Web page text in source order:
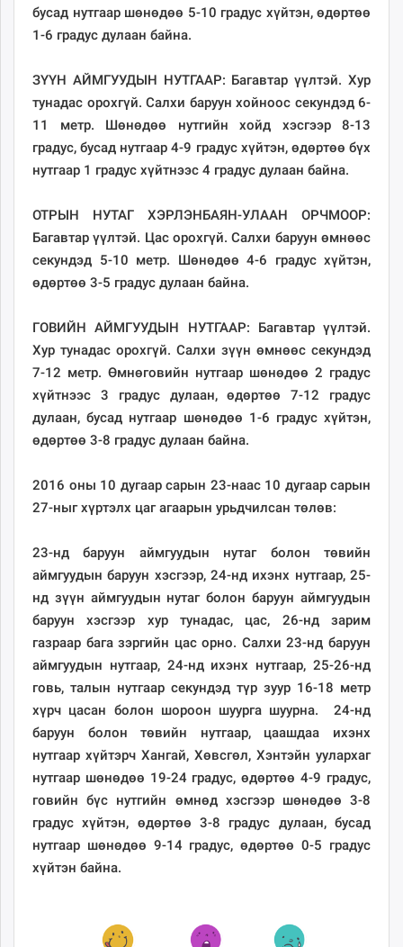
shuum.mn
times.mn
mass.mn
unegui.mn
assa.mn
toim.mn
tac.mn
unread.today
бусад нутгаар шөнөдөө 5-10 градус хүйтэн, өдөртөө
1-6 градус дулаан байна.
ЗҮҮН АЙМГУУДЫН НУТГААР: Багавтар үүлтэй. Хур
тунадас орохгүй. Салхи баруун хойноос секундэд 6-
11 метр. Шөнөдөө нутгийн хойд хэсгээр 8-13
градус, бусад нутгаар 4-9 градус хүйтэн, өдөртөө бүх
нутгаар 1 градус хүйтнээс 4 градус дулаан байна.
ОТРЫН НУТАГ ХЭРЛЭНБАЯН-УЛААН ОРЧМООР:
Багавтар үүлтэй. Цас орохгүй. Салхи баруун өмнөөс
секундэд 5-10 метр. Шөнөдөө 4-6 градус хүйтэн,
өдөртөө 3-5 градус дулаан байна.
ГОВИЙН АЙМГУУДЫН НУТГААР: Багавтар үүлтэй.
Хур тунадас орохгүй. Салхи зүүн өмнөөс секундэд
7-12 метр. Өмнөговийн нутгаар шөнөдөө 2 градус
хүйтнээс 3 градус дулаан, өдөртөө 7-12 градус
дулаан, бусад нутгаар шөнөдөө 1-6 градус хүйтэн,
өдөртөө 3-8 градус дулаан байна.
2016 оны 10 дугаар сарын 23-наас 10 дугаар сарын
27-ныг хүртэлх цаг агаарын урьдчилсан төлөв:
23-нд баруун аймгуудын нутаг болон төвийн
аймгуудын баруун хэсгээр, 24-нд ихэнх нутгаар, 25-
нд зүүн аймгуудын нутаг болон баруун аймгуудын
баруун хэсгээр хур тунадас, цас, 26-нд зарим
газраар бага зэргийн цас орно. Салхи 23-нд баруун
аймгуудын нутгаар, 24-нд ихэнх нутгаар, 25-26-нд
говь, талын нутгаар секундэд түр зуур 16-18 метр
хүрч цасан болон шороон шуурга шуурна. 24-нд
баруун болон төвийн нутгаар, цаашдаа ихэнх
нутгаар хүйтэрч Хангай, Хөвсгөл, Хэнтэйн уулархаг
нутгаар шөнөдөө 19-24 градус, өдөртөө 4-9 градус,
говийн бүс нутгийн өмнөд хэсгээр шөнөдөө 3-8
градус хүйтэн, өдөртөө 3-8 градус дулаан, бусад
нутгаар шөнөдөө 9-14 градус, өдөртөө 0-5 градус
хүйтэн байна.